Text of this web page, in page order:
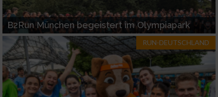
B2Run München begeistert im Olympiapark
RUN-DEUTSCHLAND